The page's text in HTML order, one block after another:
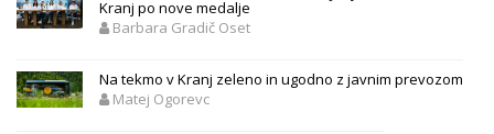
Kranj po nove medalje
Barbara Gradič Oset
Na tekmo v Kranj zeleno in ugodno z javnim prevozom
Matej Ogorevc